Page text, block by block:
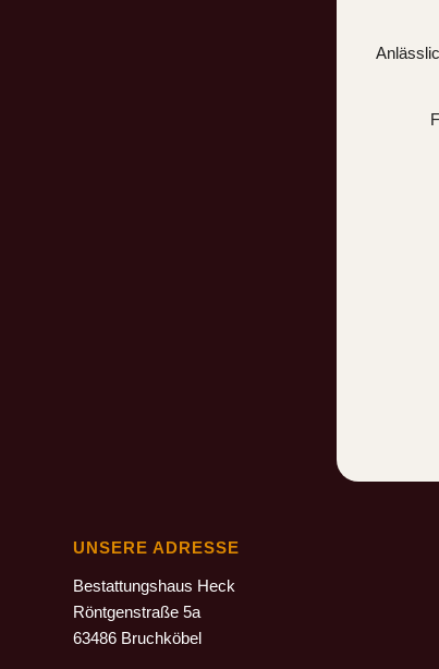
UNSERE ADRESSE
Bestattungshaus Heck
Röntgenstraße 5a
63486 Bruchköbel